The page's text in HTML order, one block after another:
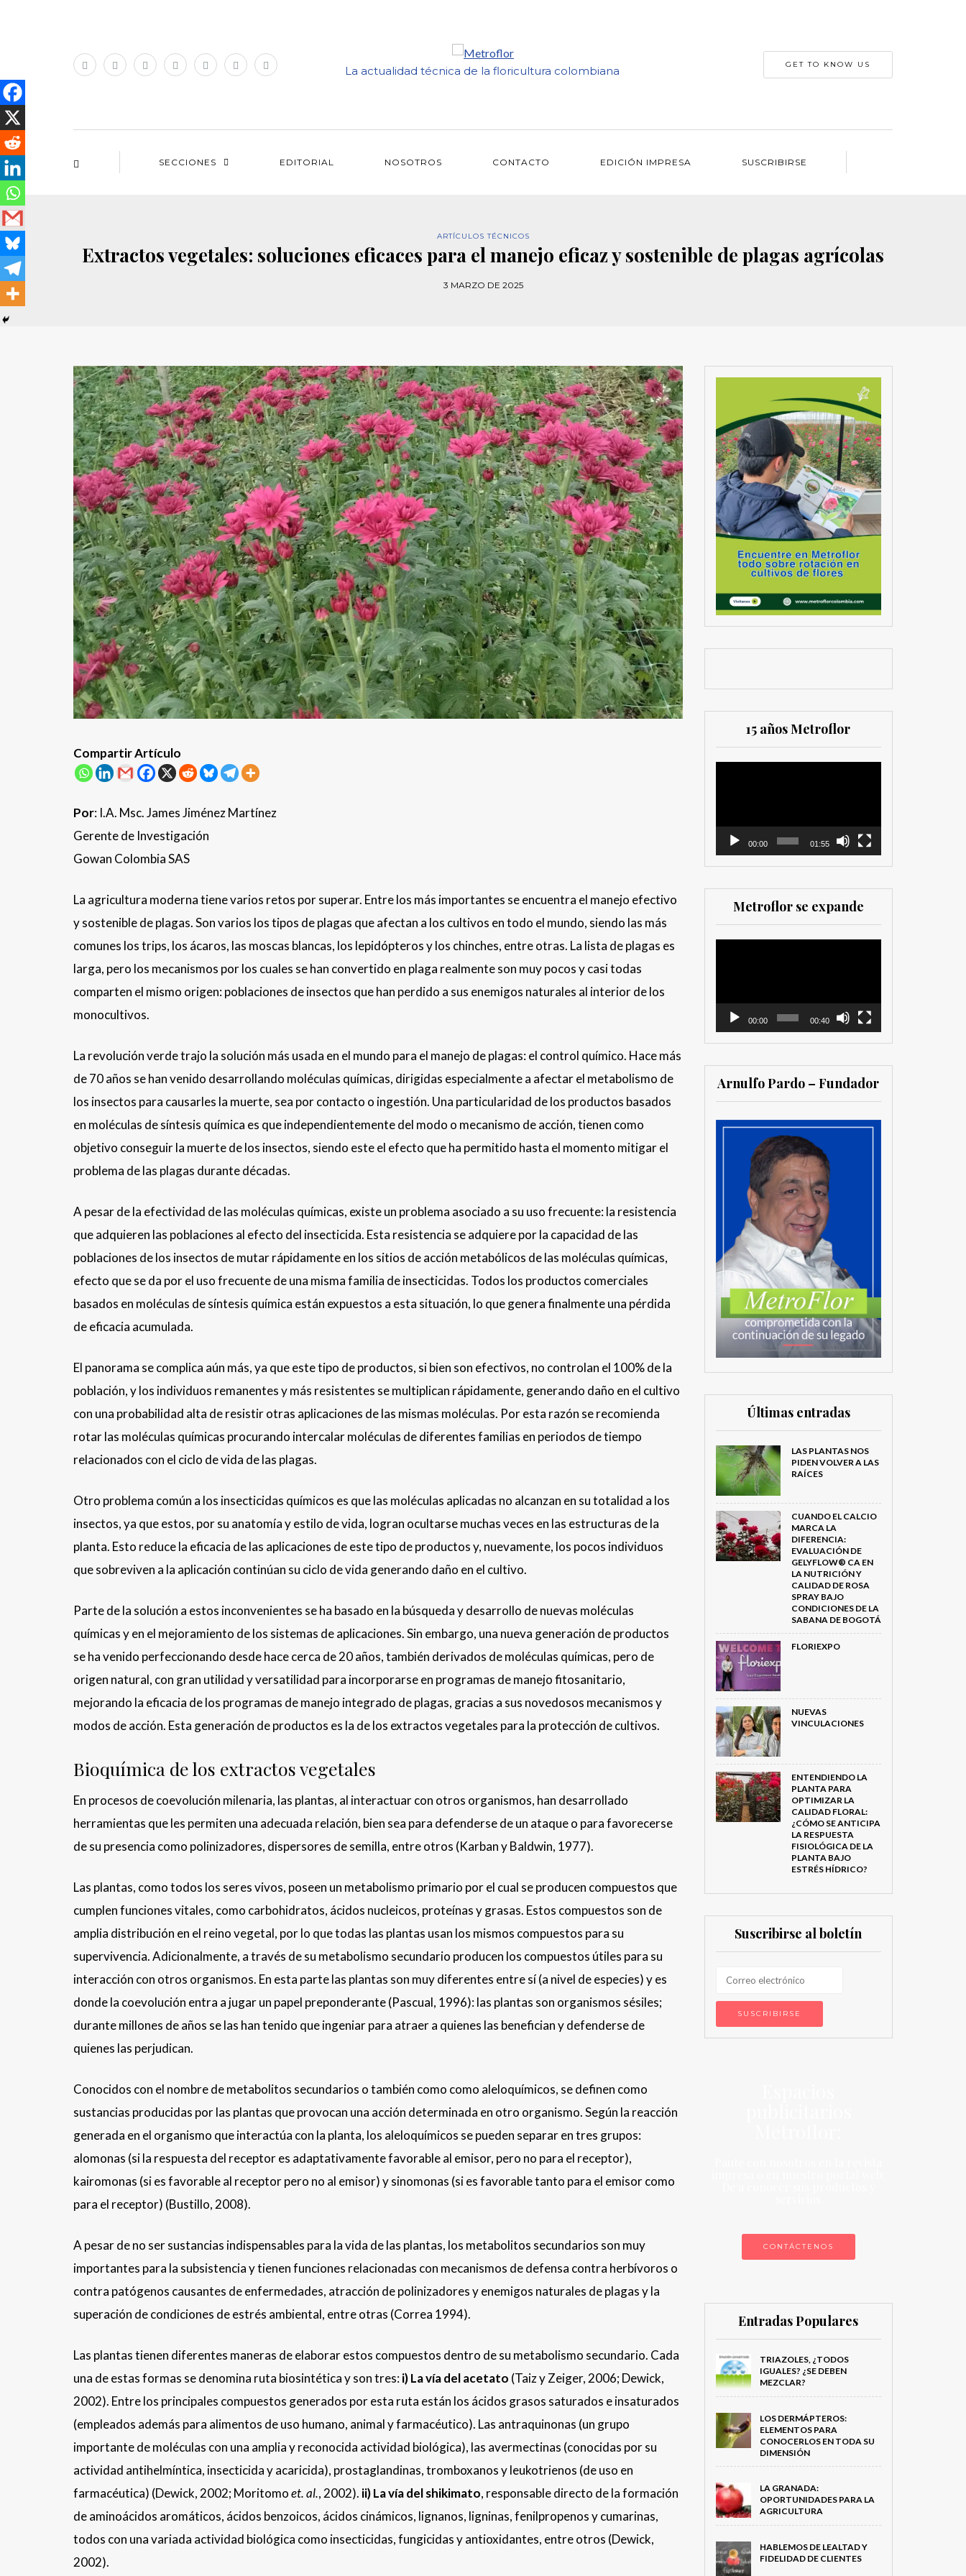
La actualidad técnica de la floricultura colombiana GET TO KNOW US
SECCIONES EDITORIAL NOSOTROS CONTACTO EDICIÓN IMPRESA SUSCRIBIRSE
ARTÍCULOS TÉCNICOS
Extractos vegetales: soluciones eficaces para el manejo eficaz y sostenible de plagas agrícolas
3 MARZO DE 2025
Compartir Artículo
Por: I.A. Msc. James Jiménez Martínez
Gerente de Investigación
Gowan Colombia SAS
La agricultura moderna tiene varios retos por superar. Entre los más importantes se encuentra el manejo efectivo
y sostenible de plagas. Son varios los tipos de plagas que afectan a los cultivos en todo el mundo, siendo las más
comunes los trips, los ácaros, las moscas blancas, los lepidópteros y los chinches, entre otras. La lista de plagas es
larga, pero los mecanismos por los cuales se han convertido en plaga realmente son muy pocos y casi todas
comparten el mismo origen: poblaciones de insectos que han perdido a sus enemigos naturales al interior de los
monocultivos.
La revolución verde trajo la solución más usada en el mundo para el manejo de plagas: el control químico. Hace más
de 70 años se han venido desarrollando moléculas químicas, dirigidas especialmente a afectar el metabolismo de
los insectos para causarles la muerte, sea por contacto o ingestión. Una particularidad de los productos basados
en moléculas de síntesis química es que independientemente del modo o mecanismo de acción, tienen como
objetivo conseguir la muerte de los insectos, siendo este el efecto que ha permitido hasta el momento mitigar el
problema de las plagas durante décadas.
A pesar de la efectividad de las moléculas químicas, existe un problema asociado a su uso frecuente: la resistencia
que adquieren las poblaciones al efecto del insecticida. Esta resistencia se adquiere por la capacidad de las
poblaciones de los insectos de mutar rápidamente en los sitios de acción metabólicos de las moléculas químicas,
efecto que se da por el uso frecuente de una misma familia de insecticidas. Todos los productos comerciales
basados en moléculas de síntesis química están expuestos a esta situación, lo que genera finalmente una pérdida
de eficacia acumulada.
El panorama se complica aún más, ya que este tipo de productos, si bien son efectivos, no controlan el 100% de la
población, y los individuos remanentes y más resistentes se multiplican rápidamente, generando daño en el cultivo
con una probabilidad alta de resistir otras aplicaciones de las mismas moléculas. Por esta razón se recomienda
rotar las moléculas químicas procurando intercalar moléculas de diferentes familias en periodos de tiempo
relacionados con el ciclo de vida de las plagas.
Otro problema común a los insecticidas químicos es que las moléculas aplicadas no alcanzan en su totalidad a los
insectos, ya que estos, por su anatomía y estilo de vida, logran ocultarse muchas veces en las estructuras de la
planta. Esto reduce la eficacia de las aplicaciones de este tipo de productos y, nuevamente, los pocos individuos
que sobreviven a la aplicación continúan su ciclo de vida generando daño en el cultivo.
Parte de la solución a estos inconvenientes se ha basado en la búsqueda y desarrollo de nuevas moléculas
químicas y en el mejoramiento de los sistemas de aplicaciones. Sin embargo, una nueva generación de productos
se ha venido perfeccionando desde hace cerca de 20 años, también derivados de moléculas químicas, pero de
origen natural, con gran utilidad y versatilidad para incorporarse en programas de manejo fitosanitario,
mejorando la eficacia de los programas de manejo integrado de plagas, gracias a sus novedosos mecanismos y
modos de acción. Esta generación de productos es la de los extractos vegetales para la protección de cultivos.
Bioquímica de los extractos vegetales
En procesos de coevolución milenaria, las plantas, al interactuar con otros organismos, han desarrollado
herramientas que les permiten una adecuada relación, bien sea para defenderse de un ataque o para favorecerse
de su presencia como polinizadores, dispersores de semilla, entre otros (Karban y Baldwin, 1977).
Las plantas, como todos los seres vivos, poseen un metabolismo primario por el cual se producen compuestos que
cumplen funciones vitales, como carbohidratos, ácidos nucleicos, proteínas y grasas. Estos compuestos son de
amplia distribución en el reino vegetal, por lo que todas las plantas usan los mismos compuestos para su
supervivencia. Adicionalmente, a través de su metabolismo secundario producen los compuestos útiles para su
interacción con otros organismos. En esta parte las plantas son muy diferentes entre sí (a nivel de especies) y es
donde la coevolución entra a jugar un papel preponderante (Pascual, 1996): las plantas son organismos sésiles;
durante millones de años se las han tenido que ingeniar para atraer a quienes las benefician y defenderse de
quienes las perjudican.
Conocidos con el nombre de metabolitos secundarios o también como como aleloquímicos, se definen como
sustancias producidas por las plantas que provocan una acción determinada en otro organismo. Según la reacción
generada en el organismo que interactúa con la planta, los aleloquímicos se pueden separar en tres grupos:
alomonas (si la respuesta del receptor es adaptativamente favorable al emisor, pero no para el receptor),
kairomonas (si es favorable al receptor pero no al emisor) y sinomonas (si es favorable tanto para el emisor como
para el receptor) (Bustillo, 2008).
A pesar de no ser sustancias indispensables para la vida de las plantas, los metabolitos secundarios son muy
importantes para la subsistencia y tienen funciones relacionadas con mecanismos de defensa contra herbívoros o
contra patógenos causantes de enfermedades, atracción de polinizadores y enemigos naturales de plagas y la
superación de condiciones de estrés ambiental, entre otras (Correa 1994).
Las plantas tienen diferentes maneras de elaborar estos compuestos dentro de su metabolismo secundario. Cada
una de estas formas se denomina ruta biosintética y son tres:i) La vía del acetato (Taiz y Zeiger, 2006; Dewick,
2002). Entre los principales compuestos generados por esta ruta están los ácidos grasos saturados e insaturados
(empleados además para alimentos de uso humano, animal y farmacéutico). Las antraquinonas (un grupo
importante de moléculas con una amplia y reconocida actividad biológica), las avermectinas (conocidas por su
actividad antihelmíntica, insecticida y acaricida), prostaglandinas, tromboxanos y leukotrienos (de uso en
farmacéutica) (Dewick, 2002; Moritomoet. al., 2002). ii) La vía del shikimato, responsable directo de la formación
de aminoácidos aromáticos, ácidos benzoicos, ácidos cinámicos, lignanos, ligninas, fenilpropenos y cumarinas,
todos con una variada actividad biológica como insecticidas, fungicidas y antioxidantes, entre otros (Dewick,
2002).
15 años Metroflor
00:00 01:55
Metroflor se expande
00:00 00:40
Arnulfo Pardo – Fundador
Últimas entradas
LAS PLANTAS NOS
PIDEN VOLVER A LAS
RAÍCES
CUANDO EL CALCIO
MARCA LA
DIFERENCIA:
EVALUACIÓN DE
GELYFLOW® CA EN
LA NUTRICIÓN Y
CALIDAD DE ROSA
SPRAY BAJO
CONDICIONES DE LA
SABANA DE BOGOTÁ
FLORIEXPO
NUEVAS
VINCULACIONES
ENTENDIENDO LA
PLANTA PARA
OPTIMIZAR LA
CALIDAD FLORAL:
¿CÓMO SE ANTICIPA
LA RESPUESTA
FISIOLÓGICA DE LA
PLANTA BAJO
ESTRÉS HÍDRICO?
Suscribirse al boletín
CONTÁCTENOS
Entradas Populares
TRIAZOLES, ¿TODOS
IGUALES? ¿SE DEBEN
MEZCLAR?
LOS DERMÁPTEROS:
ELEMENTOS PARA
CONOCERLOS EN TODA SU
DIMENSIÓN
LA GRANADA:
OPORTUNIDADES PARA LA
AGRICULTURA
HABLEMOS DE LEALTAD Y
FIDELIDAD DE CLIENTES